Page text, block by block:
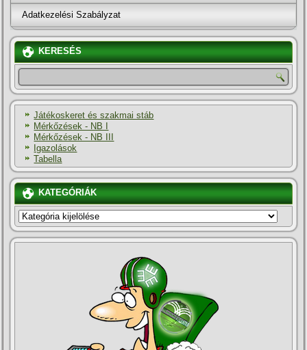
Adatkezelési Szabályzat
KERESÉS
Játékoskeret és szakmai stáb
Mérkőzések - NB I
Mérkőzések - NB III
Igazolások
Tabella
KATEGÓRIÁK
KATEGÓRIÁK